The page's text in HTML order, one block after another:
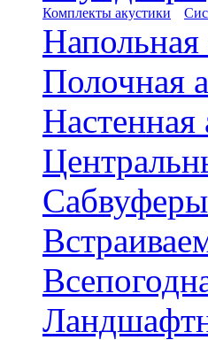
Комплекты акустики
Напольная
Полочная
Настенная
Сабвуферы